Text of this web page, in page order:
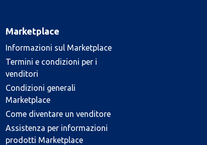
Marketplace
Informazioni sul Marketplace
Termini e condizioni per i
venditori
Condizioni generali
Marketplace
Come diventare un venditore
Assistenza per informazioni
prodotti Marketplace